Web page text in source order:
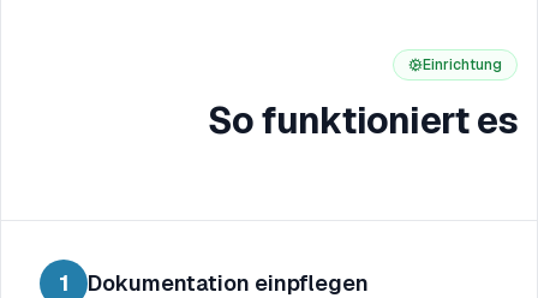
Einrichtung
So funktioniert es
1 Dokumentation einpflegen